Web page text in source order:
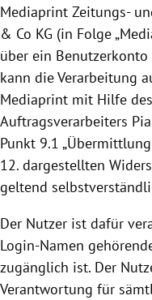
Mediaprint Zeitungs-
& Co KG (in Folge
über ein
kann die Verarbeitung
Mediaprint mit Hilfe
Auftragsverarbeiters
Punkt 9.1
12. dargestellten
geltend
Der Nutzer ist dafür
Login-Namen
zugänglich ist. Der
Verantwortung für